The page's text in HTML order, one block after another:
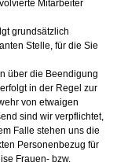
Mitarbeiter
grundsätzlich
Stelle, für die Sie
über die Beendigung
in der Regel zur
von etwaigen
sind wir verpflichtet,
Falle stehen uns die
Personenbezug für
Frauen- bzw.